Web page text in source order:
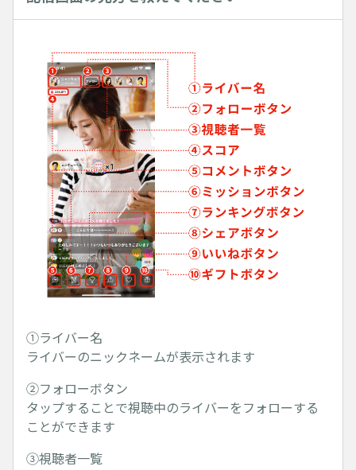
①ライバー名
ライバーのニックネームが表示されます
②フォローボタン
タップすることで視聴中のライバーをフォローする
ことができます
③視聴者一覧